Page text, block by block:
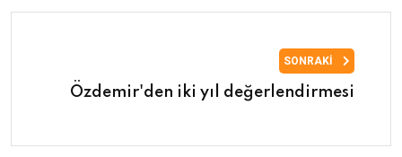
SONRAKI
Özdemir'den iki yıl değerlendirmesi